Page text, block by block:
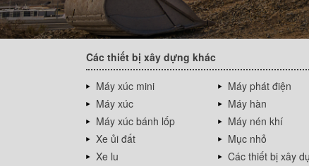
Các thiết bị xây dựng khác
Máy xúc mini
Máy xúc
Máy xúc bánh lốp
Xe ủi đất
Xe lu
Máy phát điện
Máy hàn
Máy nén khí
Mục nhỏ
Các thiết bị xây